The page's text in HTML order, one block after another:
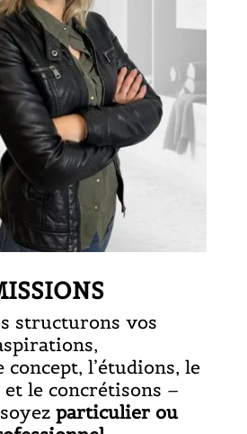
structurons vos
l’étudions, le
et le concrétisons –
particulier ou